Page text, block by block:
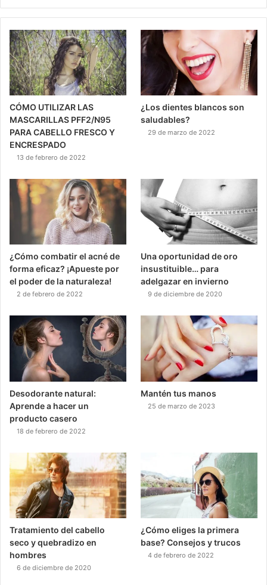
CÓMO UTILIZAR LAS
MASCARILLAS PFF2/N95
PARA CABELLO FRESCO Y
ENCRESPADO
13 de febrero de 2022
¿Los dientes blancos son
saludables?
29 de marzo de 2022
¿Cómo combatir el acné de
forma eficaz? ¡Apueste por
el poder de la naturaleza!
2 de febrero de 2022
Una oportunidad de oro
insustituible… para
adelgazar en invierno
9 de diciembre de 2020
Desodorante natural:
Aprende a hacer un
producto casero
18 de febrero de 2022
Mantén tus manos
25 de marzo de 2023
Tratamiento del cabello
seco y quebradizo en
hombres
6 de diciembre de 2020
¿Cómo eliges la primera
base? Consejos y trucos
4 de febrero de 2022